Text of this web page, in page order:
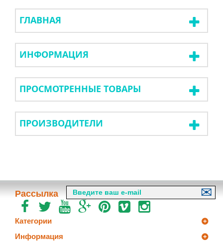
ГЛАВНАЯ
ИНФОРМАЦИЯ
ПРОСМОТРЕННЫЕ ТОВАРЫ
ПРОИЗВОДИТЕЛИ
Рассылка
Категории
Информация